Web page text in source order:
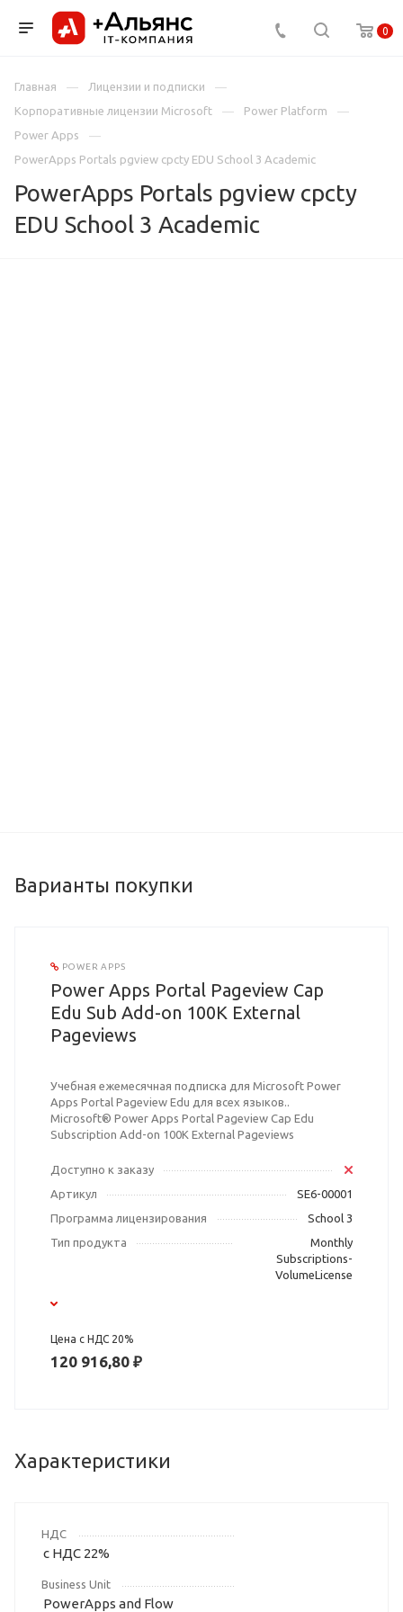
0
Главная
Лицензии и подписки
Корпоративные лицензии Microsoft
Power Platform
Power Apps
PowerApps Portals pgview cpcty EDU School 3 Academic
PowerApps Portals pgview cpcty
EDU School 3 Academic
Варианты покупки
POWER APPS
Power Apps Portal Pageview Cap
Edu Sub Add-on 100K External
Pageviews
Учебная ежемесячная подписка для Microsoft Power
Apps Portal Pageview Edu для всех языков..
Microsoft® Power Apps Portal Pageview Cap Edu
Subscription Add-on 100K External Pageviews
Доступно к заказу
Артикул
SE6-00001
Программа лицензирования
School 3
Тип продукта
Monthly
Subscriptions-
VolumeLicense
Цена с НДС 20%
120 916,80 ₽
Характеристики
НДС
с НДС 22%
Business Unit
PowerApps and Flow